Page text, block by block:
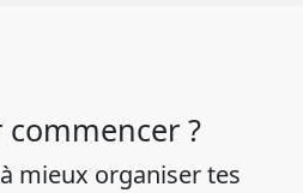
?
mieux organiser tes